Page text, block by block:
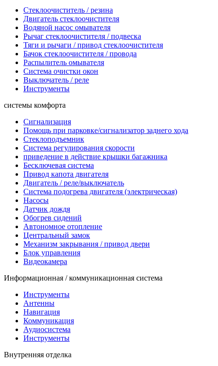
Стеклоочиститель / резина
Двигатель стеклоочистителя
Водяной насос омывателя
Рычаг стеклоочистителя / подвеска
Тяги и рычаги / привод стеклоочистителя
Бачок стеклоочистителя / провода
Распылитель омывателя
Система очистки окон
Выключатель / реле
Инструменты
системы комфорта
Сигнализация
Помощь при парковке/сигнализатор заднего хода
Стеклоподъемник
Система регулирования скорости
приведение в действие крышки багажника
Бесключевая система
Привод капота двигателя
Двигатель / реле/выключатель
Система подогрева двигателя (электрическая)
Насосы
Датчик дождя
Обогрев сидений
Автономное отопление
Центральный замок
Механизм закрывания / привод двери
Блок управления
Видеокамера
Информационная / коммуникационная система
Инструменты
Антенны
Навигация
Коммуникация
Аудиосистема
Инструменты
Внутренняя отделка